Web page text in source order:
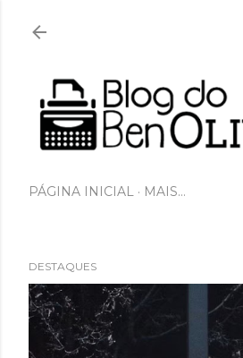
PÁGINA INICIAL MAIS…
DESTAQUES